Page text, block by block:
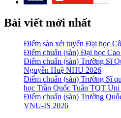
Bài viết mới nhất
Điểm sàn xét tuyển Đại học
Điểm chuẩn (sàn) Đại học
Điểm chuẩn (sàn) Trường Sĩ
Nguyễn Huệ NHU 2026
Điểm chuẩn (sàn) Trường Sĩ
học Trần Quốc Tuấn TQT Uni
Điểm chuẩn (sàn) Trường
VNU-IS 2026